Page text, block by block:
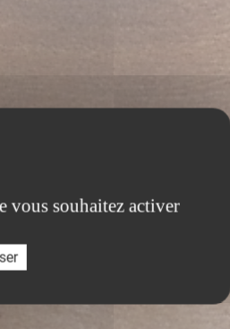
vous souhaitez activer